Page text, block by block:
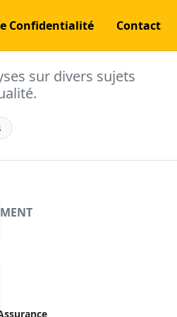
Confidentialité Contact
sur divers sujets